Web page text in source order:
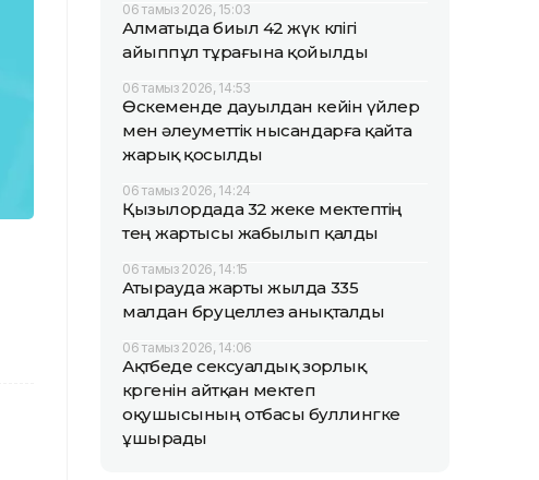
06 тамыз 2026, 15:03
Алматыда биыл 42 жүк көлігі
айыппұл тұрағына қойылды
06 тамыз 2026, 14:53
Өскеменде дауылдан кейін үйлер
мен әлеуметтік нысандарға қайта
жарық қосылды
06 тамыз 2026, 14:24
Қызылордада 32 жеке мектептің
тең жартысы жабылып қалды
06 тамыз 2026, 14:15
Атырауда жарты жылда 335
малдан бруцеллез анықталды
06 тамыз 2026, 14:06
Ақтөбеде сексуалдық зорлық
көргенін айтқан мектеп
оқушысының отбасы буллингке
ұшырады